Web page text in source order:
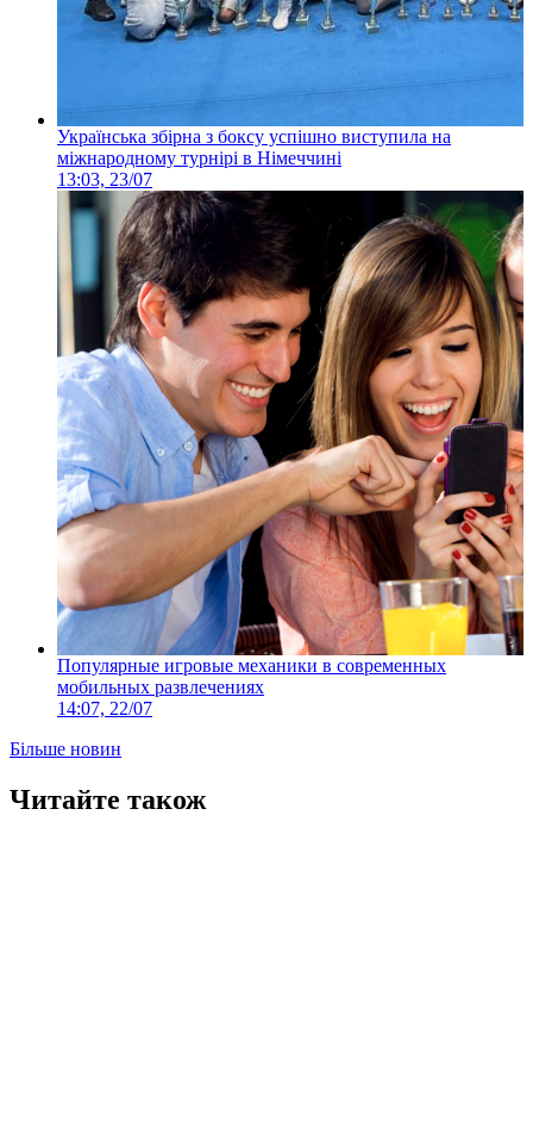
Українська збірна з боксу успішно виступила на
міжнародному турнірі в Німеччині
13:03, 23/07
Популярные игровые механики в современных
мобильных развлечениях
14:07, 22/07
Більше новин
Читайте також